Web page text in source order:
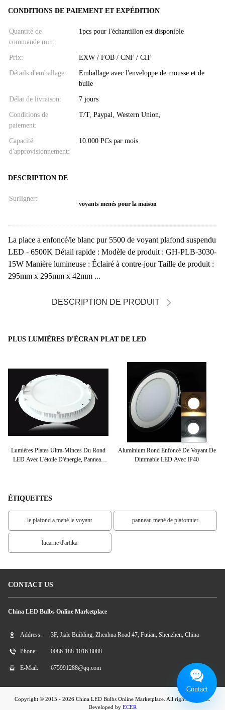
CONDITIONS DE PAIEMENT ET EXPÉDITION
Quantité de
commande min:
1pcs pour l'échantillon est disponible
Prix: EXW / FOB / CNF / CIF
Détails d'emballage:
Emballage avec l'enveloppe de mousse et de
bulle
Délai de livraison: 7 jours
Conditions de
paiement:
T/T, Paypal, Western Union,
Capacité
d'approvisionnement:
10.000 PCs par mois
DESCRIPTION DE
Surligner:
voyants menés pour la maison
La place a enfoncé/le blanc pur 5500 de voyant plafond suspendu
LED - 6500K Détail rapide : Modèle de produit : GH-PLB-3030-
15W Manière lumineuse : Éclairé à contre-jour Taille de produit :
295mm x 295mm x 42mm ...
DESCRIPTION DE PRODUIT
PLUS LUMIÈRES D'ÉCRAN PLAT DE LED
Lumières Plates Ultra-Minces Du Rond
LED Avec L'étoile D'énergie, Panneau
Aluminium Rond Enfoncé De Voyant De
Dimmable LED Avec IP40
ÉTIQUETTES
le plafond a mené le voyant panneau mené de plafonnier
lucarne d'artika
CONTACT US
China LED Bulbs Online Marketplace
Address: 3F, Jiale Building, Zhenhua Road 47, Futian, Shenzhen, China
Phone: 0086-188-1016-8088
E-Mail: 675991288@qq.com
Copyright © 2015 - 2026 China LED Bulbs Online Marketplace. All rights reserved.
Developed by ECER
Contact